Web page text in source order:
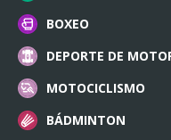
BOXEO
DEPORTE DE
MOTOCICLISMO
BÁDMINTON